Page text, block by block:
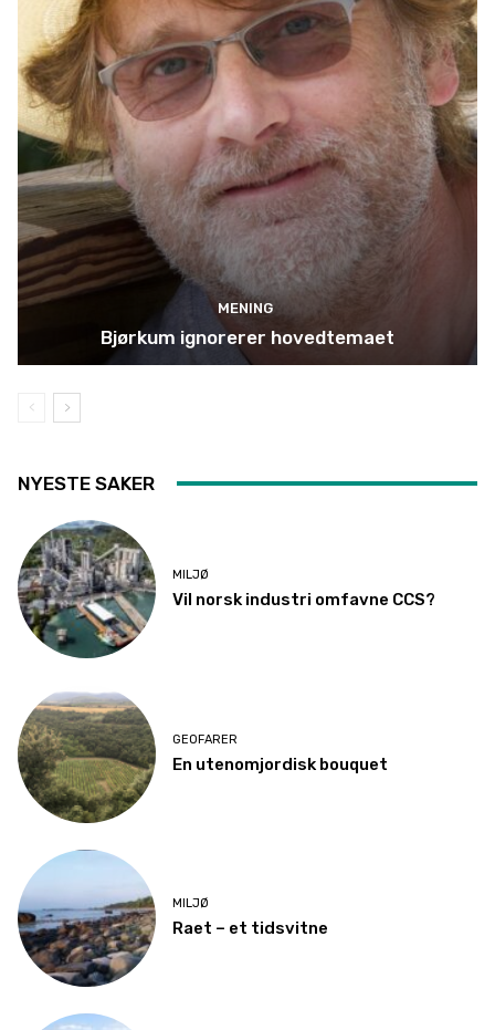
MENING
Bjørkum ignorerer hovedtemaet
NYESTE SAKER
MILJØ
Vil norsk industri omfavne CCS?
GEOFARER
En utenomjordisk bouquet
MILJØ
Raet – et tidsvitne